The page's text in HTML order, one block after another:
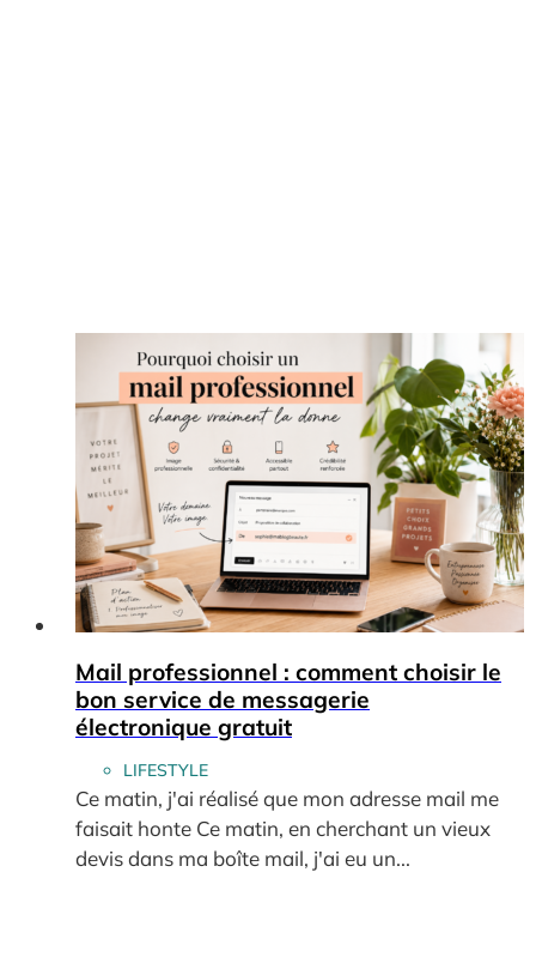
Mail professionnel : comment choisir le
bon service de messagerie
électronique gratuit
LIFESTYLE
Ce matin, j'ai réalisé que mon adresse mail me
faisait honte Ce matin, en cherchant un vieux
devis dans ma boîte mail, j'ai eu un...